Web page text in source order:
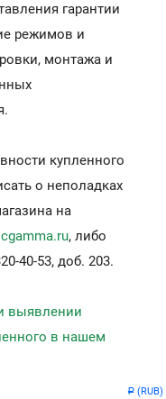
Р (RUB)
гарантии
режимов и
монтажа и
купленного
о неполадках
на
, либо
40-53, доб. 203.
выявлении
в нашем